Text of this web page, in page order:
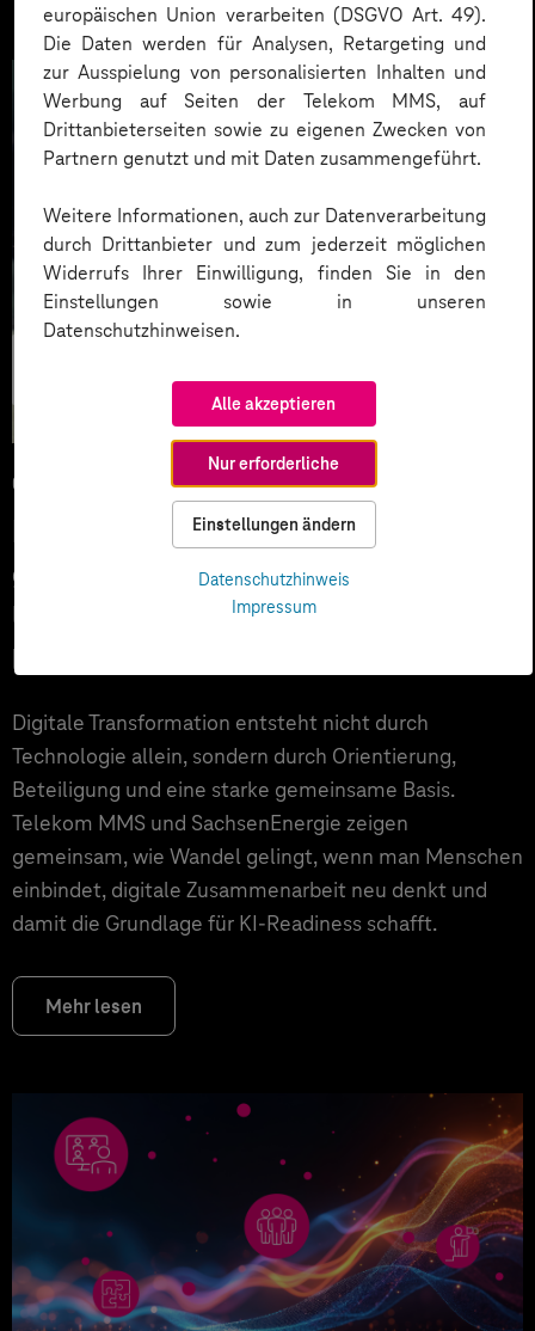
europäischen Union verarbeiten (DSGVO Art. 49).
Die Daten werden für Analysen, Retargeting und
zur Ausspielung von personalisierten Inhalten und
Werbung auf Seiten der Telekom MMS, auf
Drittanbieterseiten sowie zu eigenen Zwecken von
Partnern genutzt und mit Daten zusammengeführt.
Weitere Informationen, auch zur Datenverarbeitung
durch Drittanbieter und zum jederzeit möglichen
Widerrufs Ihrer Einwilligung, finden Sie in den
Einstellungen sowie in unseren
Datenschutzhinweisen.
Alle akzeptieren
Nur erforderliche
Einstellungen ändern
Datenschutzhinweis
Impressum
09.03.2026
Digitale Transformation
gemeinsam gestalten: Was
Unternehmen von SachsenEnergie
lernen können
Digitale Transformation entsteht nicht durch
Technologie allein, sondern durch Orientierung,
Beteiligung und eine starke gemeinsame Basis.
Telekom MMS und SachsenEnergie zeigen
gemeinsam, wie Wandel gelingt, wenn man Menschen
einbindet, digitale Zusammenarbeit neu denkt und
damit die Grundlage für KI‑Readiness schafft.
Mehr lesen